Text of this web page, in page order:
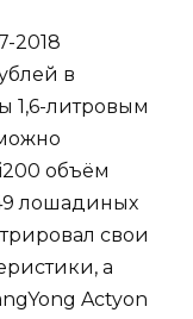
2018
в
1,6-литровым
объём
лошадиных
свои
а
Actyon